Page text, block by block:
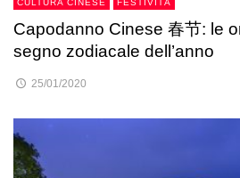
CULTURA CINESE FESTIVITÀ
Capodanno Cinese 春节: le
segno zodiacale dell’anno
25/01/2020